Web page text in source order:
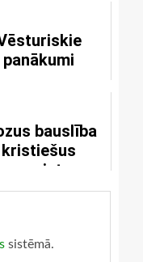
panākumi
bauslība
kristiešus
nesaista
sistēmā.